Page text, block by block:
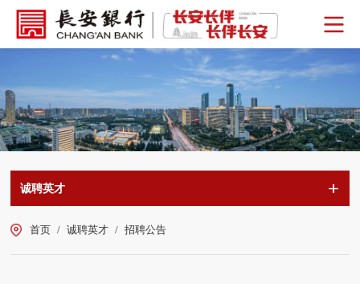
诚聘英才
首页 / 诚聘英才 / 招聘公告